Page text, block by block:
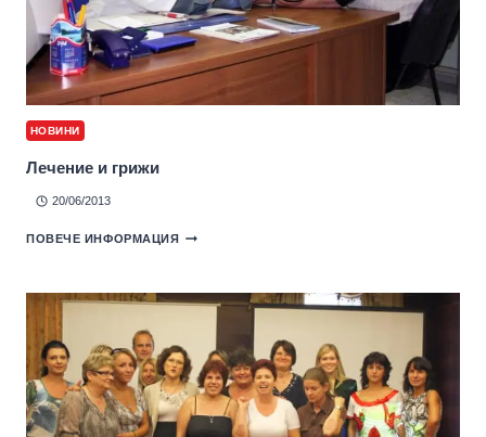
НОВИНИ
Лечение и грижи
20/06/2013
ПОВЕЧЕ ИНФОРМАЦИЯ